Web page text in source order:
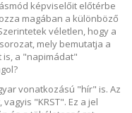
képviselőit előtérbe
magában a különböző
véletlen, hogy a
mely bemutatja a
a "napimádat"
vonatkozású "hír" is. Az
"KRST". Ez a jel